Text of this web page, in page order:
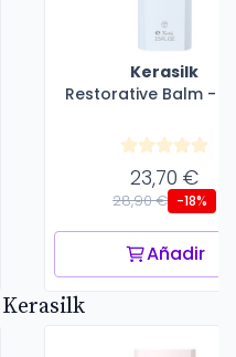
Kerasilk
Restorative Balm -
23,70 €
28,90 € -18%
Añadir